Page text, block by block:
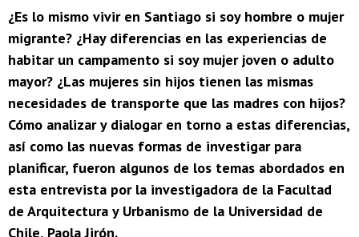
¿Es lo mismo vivir en Santiago si soy hombre o mujer
migrante? ¿Hay diferencias en las experiencias de
habitar un campamento si soy mujer joven o adulto
mayor? ¿Las mujeres sin hijos tienen las mismas
necesidades de transporte que las madres con hijos?
Cómo analizar y dialogar en torno a estas diferencias,
así como las nuevas formas de investigar para
planificar, fueron algunos de los temas abordados en
esta entrevista por la investigadora de la Facultad
de Arquitectura y Urbanismo de la Universidad de
Chile, Paola Jirón.